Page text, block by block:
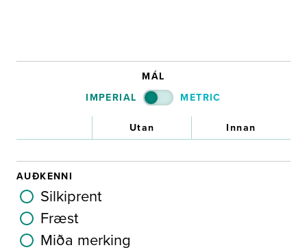
MÁL
IMPERIAL
METRIC
Utan Innan
AUÐKENNI
Silkiprent
Fræst
Miða merking